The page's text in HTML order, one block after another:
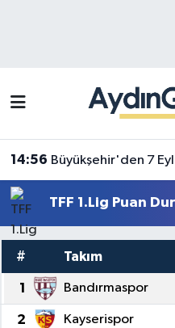
14:56 Büyükşehir'den 7
TFF 1.Lig Puan
# Takım
1 Bandırmaspor
2 Kayserispor
Efeler Trafik
Süper Lig Puan
Tüm Manşetler
Son Dakika